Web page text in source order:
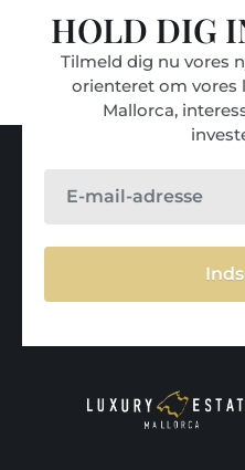
HOLD DIG
Tilmeld dig nu vores
orienteret om vores
Mallorca,